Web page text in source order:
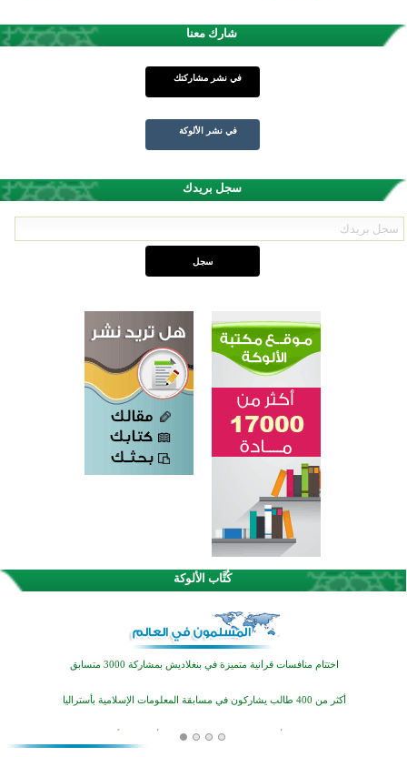
شارك معنا
في نشر مشاركتك
في نشر الألوكة
سجل بريدك
كُتَّاب الألوكة
اختتام الدورة التاسعة لمسابقة حفظ وتلاوة القرآن الكريم في أزناكاييف
تيسليتش تختتم برنامجا تعليميا لتعزيز القيم وبناء الشخصية للشباب المسلمين